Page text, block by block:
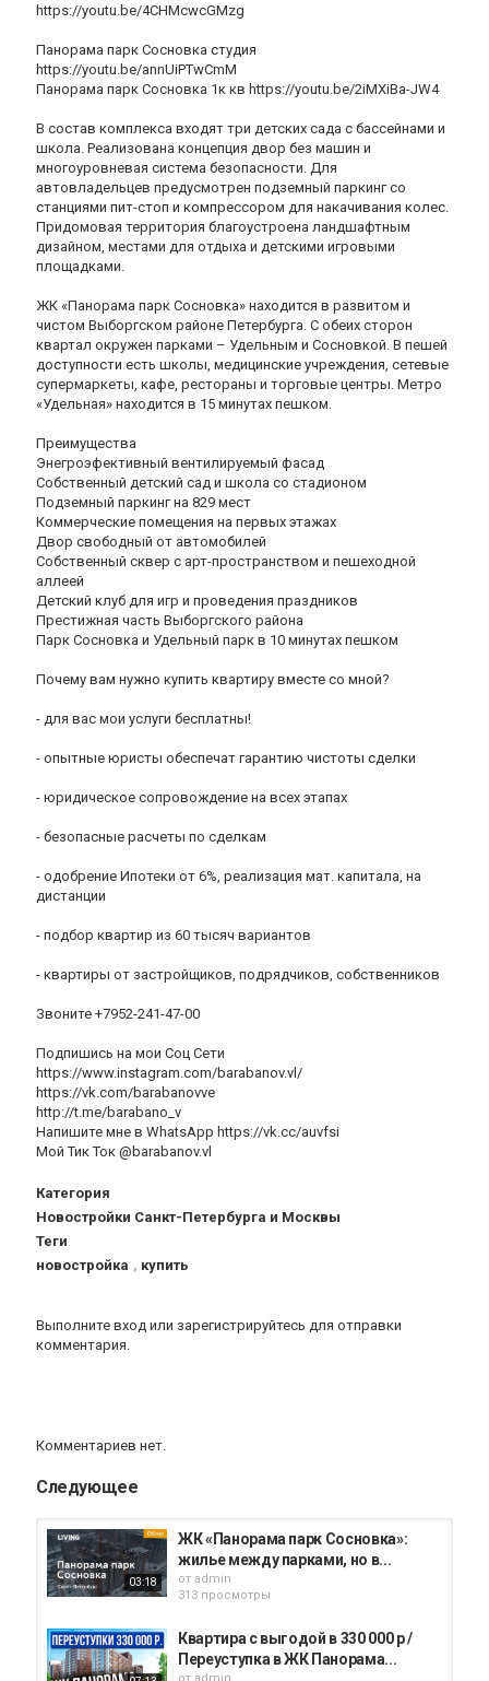
https://youtu.be/4CHMcwcGMzg
Панорама парк Сосновка студия
https://youtu.be/annUiPTwCmM
Панорама парк Сосновка 1к кв https://youtu.be/2iMXiBa-JW4
В состав комплекса входят три детских сада с бассейнами и
школа. Реализована концепция двор без машин и
многоуровневая система безопасности. Для
автовладельцев предусмотрен подземный паркинг со
станциями пит-стоп и компрессором для накачивания колес.
Придомовая территория благоустроена ландшафтным
дизайном, местами для отдыха и детскими игровыми
площадками.
ЖК «Панорама парк Сосновка» находится в развитом и
чистом Выборгском районе Петербурга. С обеих сторон
квартал окружен парками – Удельным и Сосновкой. В пешей
доступности есть школы, медицинские учреждения, сетевые
супермаркеты, кафе, рестораны и торговые центры. Метро
«Удельная» находится в 15 минутах пешком.
Преимущества
Энегроэфективный вентилируемый фасад
Собственный детский сад и школа со стадионом
Подземный паркинг на 829 мест
Коммерческие помещения на первых этажах
Двор свободный от автомобилей
Собственный сквер с арт-пространством и пешеходной
аллеей
Детский клуб для игр и проведения праздников
Престижная часть Выборгского района
Парк Сосновка и Удельный парк в 10 минутах пешком
Почему вам нужно купить квартиру вместе со мной?
- для вас мои услуги бесплатны!
- опытные юристы обеспечат гарантию чистоты сделки
- юридическое сопровождение на всех этапах
- безопасные расчеты по сделкам
- одобрение Ипотеки от 6%, реализация мат. капитала, на
дистанции
- подбор квартир из 60 тысяч вариантов
- квартиры от застройщиков, подрядчиков, собственников
Звоните +7952-241-47-00
Подпишись на мои Соц Сети
https://www.instagram.com/barabanov.vl/
https://vk.com/barabanovve
http://t.me/barabano_v
Напишите мне в WhatsApp https://vk.cc/auvfsi
Мой Тик Ток @barabanov.vl
Категория
Новостройки Санкт-Петербурга и Москвы
Теги
новостройка , купить
Выполните вход или зарегистрируйтесь для отправки
комментария.
Комментариев нет.
Следующее
03:18
ЖК «Панорама парк Сосновка»:
жилье между парками, но в...
от admin
313 просмотры
Квартира с выгодой в 330 000 р /
Переуступка в ЖК Панорама...
от admin